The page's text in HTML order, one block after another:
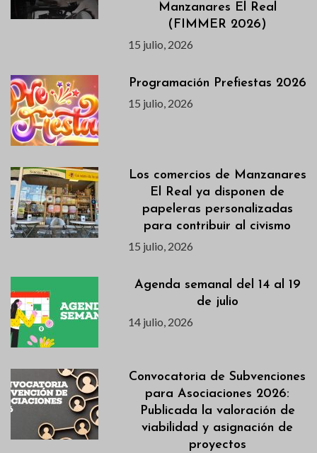
Manzanares El Real
(FIMMER 2026)
15 julio, 2026
Programación Prefiestas 2026
15 julio, 2026
Los comercios de Manzanares
El Real ya disponen de
papeleras personalizadas
para contribuir al civismo
15 julio, 2026
Agenda semanal del 14 al 19
de julio
14 julio, 2026
Convocatoria de Subvenciones
para Asociaciones 2026:
Publicada la valoración de
viabilidad y asignación de
proyectos